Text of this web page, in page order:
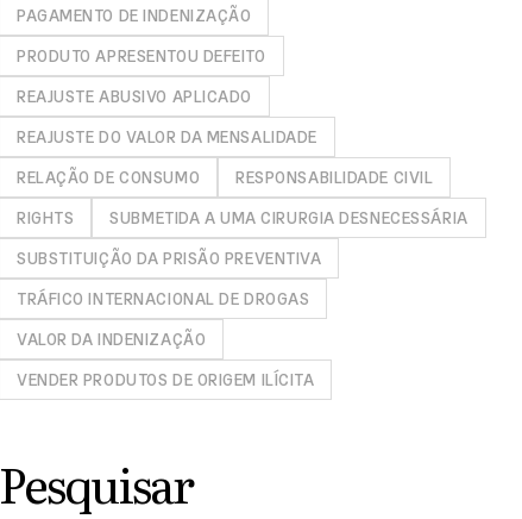
PAGAMENTO DE INDENIZAÇÃO
PRODUTO APRESENTOU DEFEITO
REAJUSTE ABUSIVO APLICADO
REAJUSTE DO VALOR DA MENSALIDADE
RELAÇÃO DE CONSUMO
RESPONSABILIDADE CIVIL
RIGHTS
SUBMETIDA A UMA CIRURGIA DESNECESSÁRIA
SUBSTITUIÇÃO DA PRISÃO PREVENTIVA
TRÁFICO INTERNACIONAL DE DROGAS
VALOR DA INDENIZAÇÃO
VENDER PRODUTOS DE ORIGEM ILÍCITA
Pesquisar